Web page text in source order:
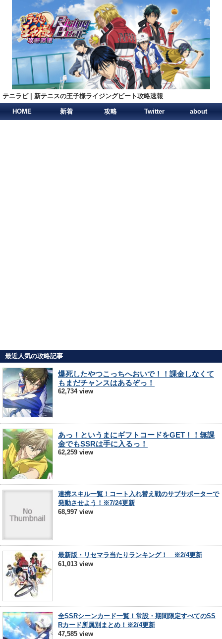
テニラビ | 新テニスの王子様ライジングビート攻略速報
HOME 新着 攻略 Twitter about
最近人気の攻略記事
爆死したやつこっちへおいで！！課金しなくて
もまだチャンスはあるぞっ！
62,734 view
あっ！というまにギフトコードをGET！！無課
金でもSSRは手に入るっ！
62,259 view
連携スキル一覧！コート入れ替え戦のサブサポーターで
発動させよう！※7/24更新
68,997 view
最新版・リセマラ当たりランキング！ ※2/4更新
61,013 view
全SSRシーンカード一覧！常設・期間限定すべてのSS
Rカード所属別まとめ！※2/4更新
47,585 view